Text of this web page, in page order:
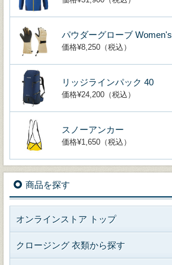
パウダーグローブ Women's
価格¥8,250（税込）
リッジラインパック 40
価格¥24,200（税込）
スノーアンカー
価格¥1,650（税込）
商品を探す
オンラインストア トップ
クロージング 衣類から探す